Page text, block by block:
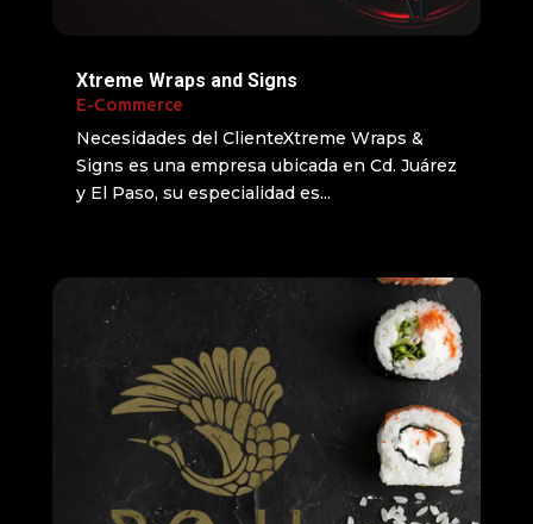
Xtreme Wraps and Signs
E-Commerce
Necesidades del ClienteXtreme Wraps &
Signs es una empresa ubicada en Cd. Juárez
y El Paso, su especialidad es...